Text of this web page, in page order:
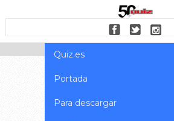
Quiz.es
Portada
Para descargar